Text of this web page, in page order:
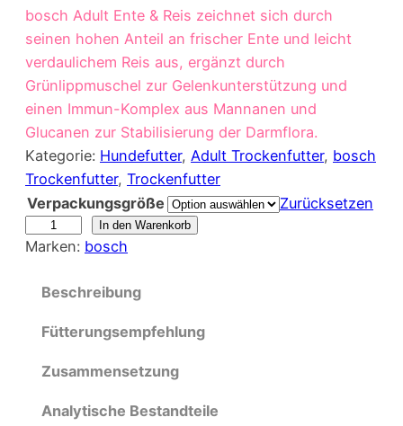
bosch Adult Ente & Reis zeichnet sich durch
seinen hohen Anteil an frischer Ente und leicht
verdaulichem Reis aus, ergänzt durch
Grünlippmuschel zur Gelenkunterstützung und
einen Immun-Komplex aus Mannanen und
Glucanen zur Stabilisierung der Darmflora.
Kategorie: Hundefutter, Adult Trockenfutter, bosch
Trockenfutter, Trockenfutter
Verpackungsgröße
Zurücksetzen
bosch
Adult
ohne
Menge
In den Warenkorb
Marken: bosch
Beschreibung
Fütterungsempfehlung
Zusammensetzung
Analytische Bestandteile